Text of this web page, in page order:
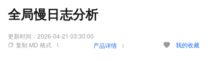
全局慢日志分析
更新时间： 2026-04-21 03:30:00
复制 MD 格式
产品详情 我的收藏